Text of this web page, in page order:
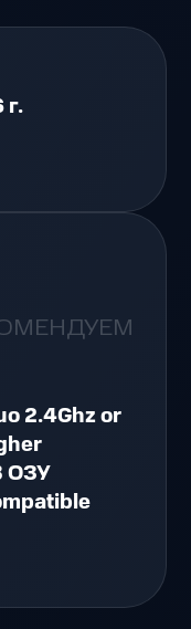
г.
2.4Ghz or
ОЗУ